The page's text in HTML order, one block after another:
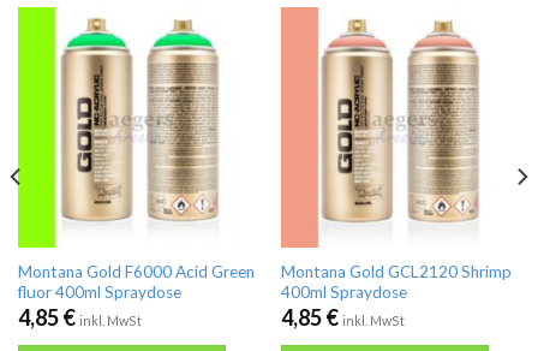
Montana Gold F6000 Acid Green
fluor 400ml Spraydose
4,85€ inkl. MwSt
Montana Gold GCL2120 Shrimp
400ml Spraydose
4,85€ inkl. MwSt